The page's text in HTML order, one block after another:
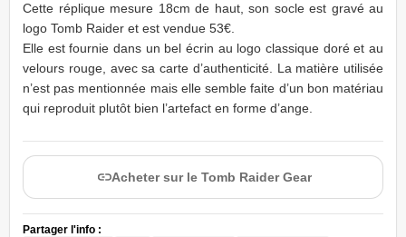
Cette réplique mesure 18cm de haut, son socle est gravé au
logo Tomb Raider et est vendue 53€.
Elle est fournie dans un bel écrin au logo classique doré et au
velours rouge, avec sa carte d’authenticité. La matière utilisée
n’est pas mentionnée mais elle semble faite d’un bon matériau
qui reproduit plutôt bien l’artefact en forme d’ange.
Acheter sur le Tomb Raider Gear
Partager l'info :